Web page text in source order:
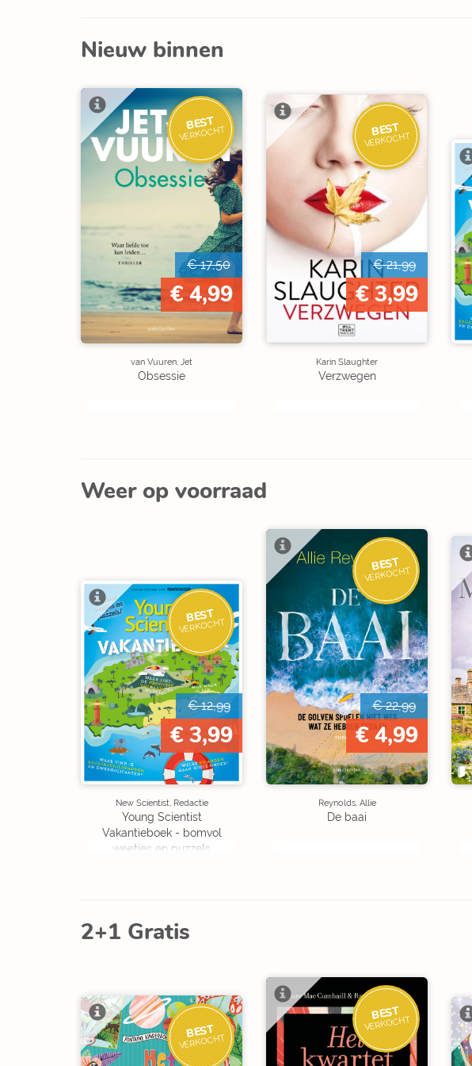
Nieuw binnen
BEST
VERKOCHT
€ 17,50
€ 4,99
van Vuuren, Jet
Obsessie
BEST
VERKOCHT
€ 21,99
€ 3,99
Karin Slaughter
Verzwegen
Weer op voorraad
BEST
VERKOCHT
€ 12,99
€ 3,99
New Scientist, Redactie
Young Scientist
Vakantieboek - bomvol
weetjes en puzzels
BEST
VERKOCHT
€ 22,99
€ 4,99
Reynolds, Allie
De baai
2+1 Gratis
BEST
VERKOCHT
BEST
VERKOCHT